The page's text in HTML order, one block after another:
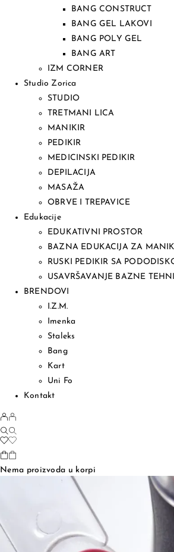
BANG CONSTRUCT
BANG GEL LAKOVI
BANG POLY GEL
BANG ART
IZM CORNER
Studio Zorica
STUDIO
TRETMANI LICA
MANIKIR
PEDIKIR
MEDICINSKI PEDIKIR
DEPILACIJA
MASAŽA
OBRVE I TREPAVICE
Edukacije
EDUKATIVNI PROSTOR
BAZNA EDUKACIJA ZA
RUSKI PEDIKIR SA
USAVRŠAVANJE BAZNE
BRENDOVI
I.Z.M.
Imenka
Staleks
Bang
Kart
Uni Fo
Kontakt
Nema proizvoda u korpi